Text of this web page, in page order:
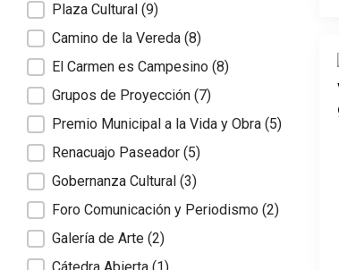
Plaza Cultural (9)
Camino de la Vereda (8)
El Carmen es Campesino (8)
Grupos de Proyección (7)
Premio Municipal a la Vida y Obra (5)
Renacuajo Paseador (5)
Gobernanza Cultural (3)
Foro Comunicación y Periodismo (2)
Galería de Arte (2)